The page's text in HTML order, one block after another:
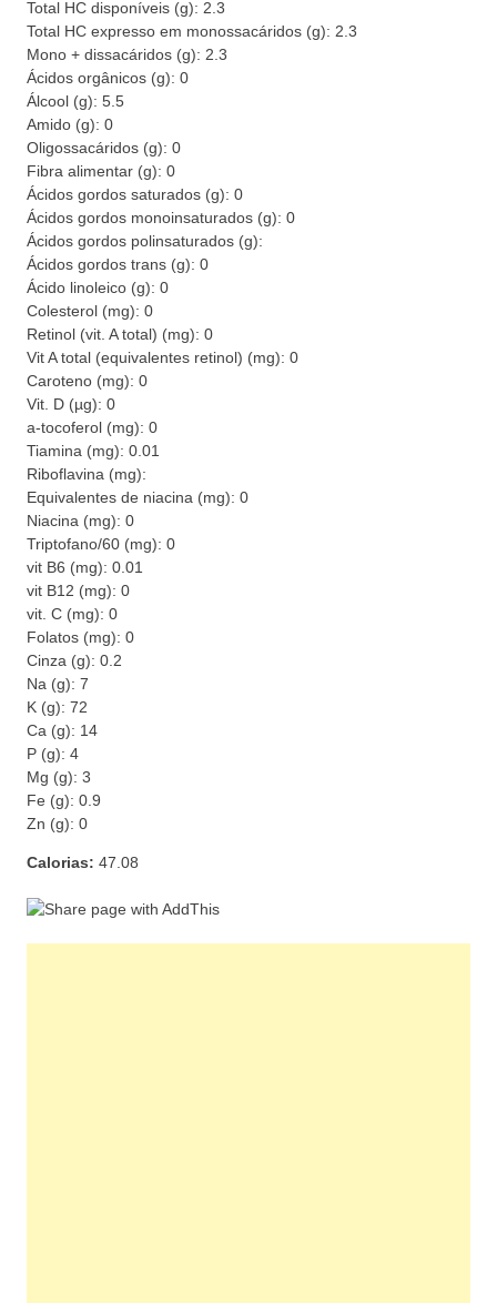
Total HC disponíveis (g): 2.3
Total HC expresso em monossacáridos (g): 2.3
Mono + dissacáridos (g): 2.3
Ácidos orgânicos (g): 0
Álcool (g): 5.5
Amido (g): 0
Oligossacáridos (g): 0
Fibra alimentar (g): 0
Ácidos gordos saturados (g): 0
Ácidos gordos monoinsaturados (g): 0
Ácidos gordos polinsaturados (g):
Ácidos gordos trans (g): 0
Ácido linoleico (g): 0
Colesterol (mg): 0
Retinol (vit. A total) (mg): 0
Vit A total (equivalentes retinol) (mg): 0
Caroteno (mg): 0
Vit. D (µg): 0
a-tocoferol (mg): 0
Tiamina (mg): 0.01
Riboflavina (mg):
Equivalentes de niacina (mg): 0
Niacina (mg): 0
Triptofano/60 (mg): 0
vit B6 (mg): 0.01
vit B12 (mg): 0
vit. C (mg): 0
Folatos (mg): 0
Cinza (g): 0.2
Na (g): 7
K (g): 72
Ca (g): 14
P (g): 4
Mg (g): 3
Fe (g): 0.9
Zn (g): 0
Calorias: 47.08